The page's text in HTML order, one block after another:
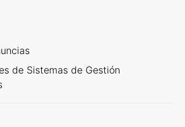
de Sistemas de Gestión